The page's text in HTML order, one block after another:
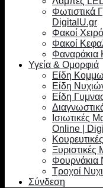
Φωτιστικά
DigitalU.gr
Φακοί
Φακοί
Φαναράκια
Υγεία & Ομορφιά
Είδη
Είδη
Είδη
Ισιωτικές
Online |
Φουρνάκια
Τροχοί
Σύνδεση